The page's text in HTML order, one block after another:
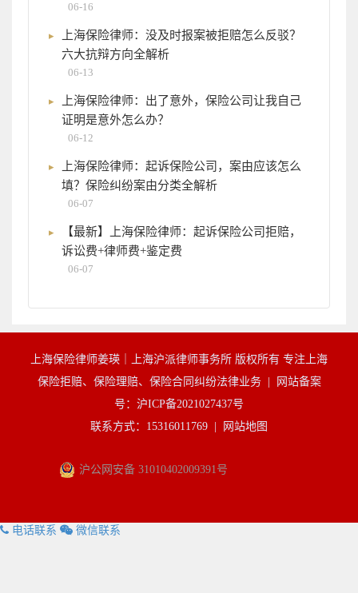
06-16
上海保险律师：没及时报案被拒赔怎么反驳？
六大抗辩方向全解析
06-13
上海保险律师：出了意外，保险公司让我自己
证明是意外怎么办？
06-12
上海保险律师：起诉保险公司，案由应该怎么
填？保险纠纷案由分类全解析
06-07
【最新】上海保险律师：起诉保险公司拒赔，
诉讼费+律师费+鉴定费
06-07
上海保险律师姜瑛｜上海沪派律师事务所 版权所有 专注上海
保险拒赔、保险理赔、保险合同纠纷法律业务 |
网站备案
号：沪ICP备2021027437号
联系方式：15316011769 |
网站地图
沪公网安备 31010402009391号
电话联系 微信联系